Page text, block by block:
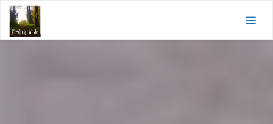
Zum
Inhalt
springen